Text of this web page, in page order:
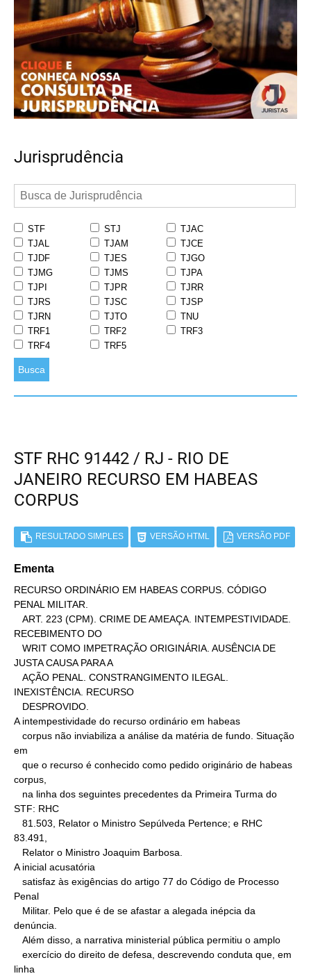
Jurisprudência
STF STJ
TJAC
TJAL
TJAM
TJCE
TJDF
TJES
TJGO
TJMG
TJMS
TJPA
TJPI
TJPR
TJRR
TJRS
TJSC
TJSP
TJRN
TJTO
TNU
TRF1
TRF2
TRF3
TRF4
TRF5
Busca
STF RHC 91442 / RJ - RIO DE
JANEIRO RECURSO EM HABEAS
CORPUS
RESULTADO SIMPLES VERSÃO HTML VERSÃO PDF
Ementa
RECURSO ORDINÁRIO EM HABEAS CORPUS. CÓDIGO
PENAL MILITAR.
RECEBIMENTO DO
JUSTA CAUSA PARA A
INEXISTÊNCIA. RECURSO
A intempestividade do recurso ordinário em habeas
em
corpus,
STF: RHC
83.491,
A inicial acusatória
Penal
denúncia.
linha